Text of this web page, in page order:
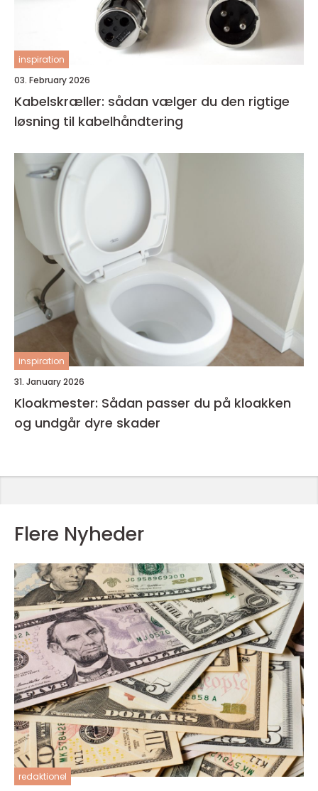
inspiration
03. February 2026
Kabelskræller: sådan vælger du den rigtige
løsning til kabelhåndtering
inspiration
31. January 2026
Kloakmester: Sådan passer du på kloakken
og undgår dyre skader
Flere Nyheder
redaktionel